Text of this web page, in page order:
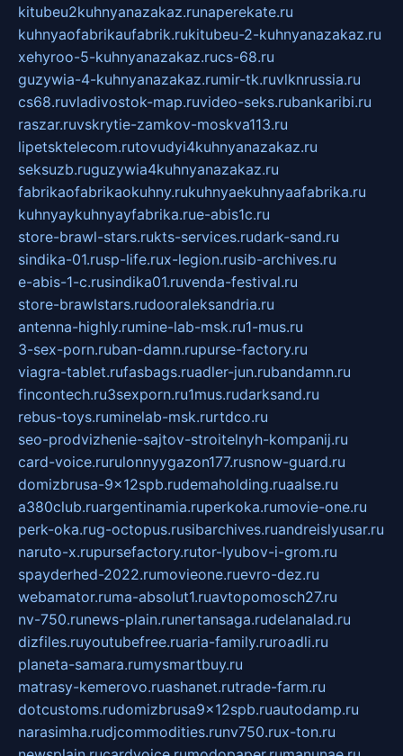
kitubeu2kuhnyanazakaz.runaperekate.ru
kuhnyaofabrikaufabrik.rukitubeu-2-kuhnyanazakaz.ru
xehyroo-5-kuhnyanazakaz.rucs-68.ru
guzywia-4-kuhnyanazakaz.rumir-tk.ruvlknrussia.ru
cs68.ruvladivostok-map.ruvideo-seks.rubankaribi.ru
raszar.ruvskrytie-zamkov-moskva113.ru
lipetsktelecom.rutovudyi4kuhnyanazakaz.ru
seksuzb.ruguzywia4kuhnyanazakaz.ru
fabrikaofabrikaokuhny.rukuhnyaekuhnyaafabrika.ru
kuhnyaykuhnyayfabrika.rue-abis1c.ru
store-brawl-stars.rukts-services.rudark-sand.ru
sindika-01.rusp-life.rux-legion.rusib-archives.ru
e-abis-1-c.rusindika01.ruvenda-festival.ru
store-brawlstars.rudooraleksandria.ru
antenna-highly.rumine-lab-msk.ru1-mus.ru
3-sex-porn.ruban-damn.rupurse-factory.ru
viagra-tablet.rufasbags.ruadler-jun.rubandamn.ru
fincontech.ru3sexporn.ru1mus.rudarksand.ru
rebus-toys.ruminelab-msk.rurtdco.ru
seo-prodvizhenie-sajtov-stroitelnyh-kompanij.ru
card-voice.rurulonnyygazon177.rusnow-guard.ru
domizbrusa-9x12spb.rudemaholding.ruaalse.ru
a380club.ruargentinamia.ruperkoka.rumovie-one.ru
perk-oka.rug-octopus.rusibarchives.ruandreislyusar.ru
naruto-x.rupursefactory.rutor-lyubov-i-grom.ru
spayderhed-2022.rumovieone.ruevro-dez.ru
webamator.ruma-absolut1.ruavtopomosch27.ru
nv-750.runews-plain.runertansaga.rudelanalad.ru
dizfiles.ruyoutubefree.ruaria-family.ruroadli.ru
planeta-samara.rumysmartbuy.ru
matrasy-kemerovo.ruashanet.rutrade-farm.ru
dotcustoms.rudomizbrusa9x12spb.ruautodamp.ru
narasimha.rudjcommodities.runv750.rux-ton.ru